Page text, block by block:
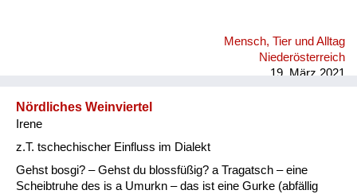
Mensch, Tier und Alltag
Niederösterreich
19. März 2021
Nördliches Weinviertel
Irene
z.T. tschechischer Einfluss im Dialekt
Gehst bosgi? – Gehst du blossfüßig? a Tragatsch – eine
Scheibtruhe des is a Umurkn – das ist eine Gurke (abfällig